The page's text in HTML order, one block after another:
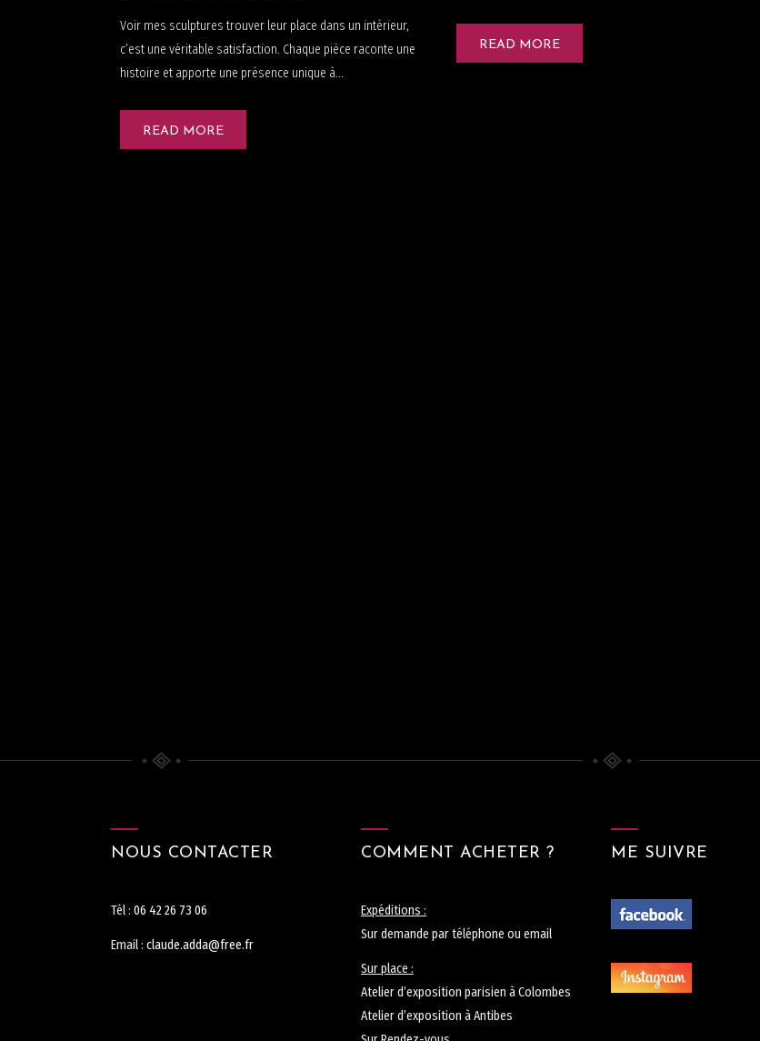
Voir mes sculptures trouver leur place dans un intérieur,
c’est une véritable satisfaction. Chaque pièce raconte une
histoire et apporte une présence unique à...
READ MORE
READ MORE
NOUS CONTACTER
Tél : 06 42 26 73 06
Email : claude.adda@free.fr
COMMENT ACHETER ?
Expéditions :
Sur demande par téléphone ou email
Sur place :
Atelier d’exposition parisien à Colombes
Atelier d’exposition à Antibes
ME SUIVRE